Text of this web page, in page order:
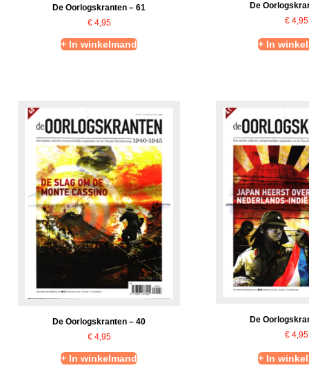
De Oorlogskranten – 61
€4,95
+ In winkelmand
De
€4,95
+ In
De Oorlogskranten – 40
€4,95
+ In winkelmand
De
€4,95
+ In